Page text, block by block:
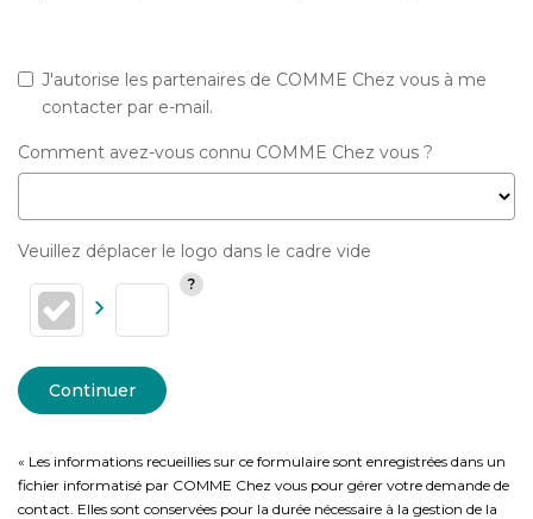
J'autorise les partenaires de COMME Chez vous à me
contacter par e-mail.
Comment avez-vous connu COMME Chez vous ?
Veuillez déplacer le logo dans le cadre vide
Continuer
« Les informations recueillies sur ce formulaire sont enregistrées dans un
fichier informatisé par COMME Chez vous pour gérer votre demande de
contact. Elles sont conservées pour la durée nécessaire à la gestion de la